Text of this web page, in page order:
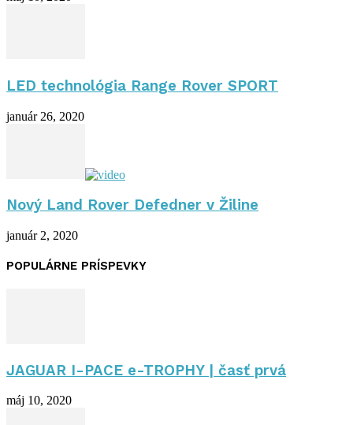
LED technológia Range Rover SPORT
január 26, 2020
Nový Land Rover Defedner v Žiline
január 2, 2020
POPULÁRNE PRÍSPEVKY
JAGUAR I-PACE e-TROPHY | časť prvá
máj 10, 2020